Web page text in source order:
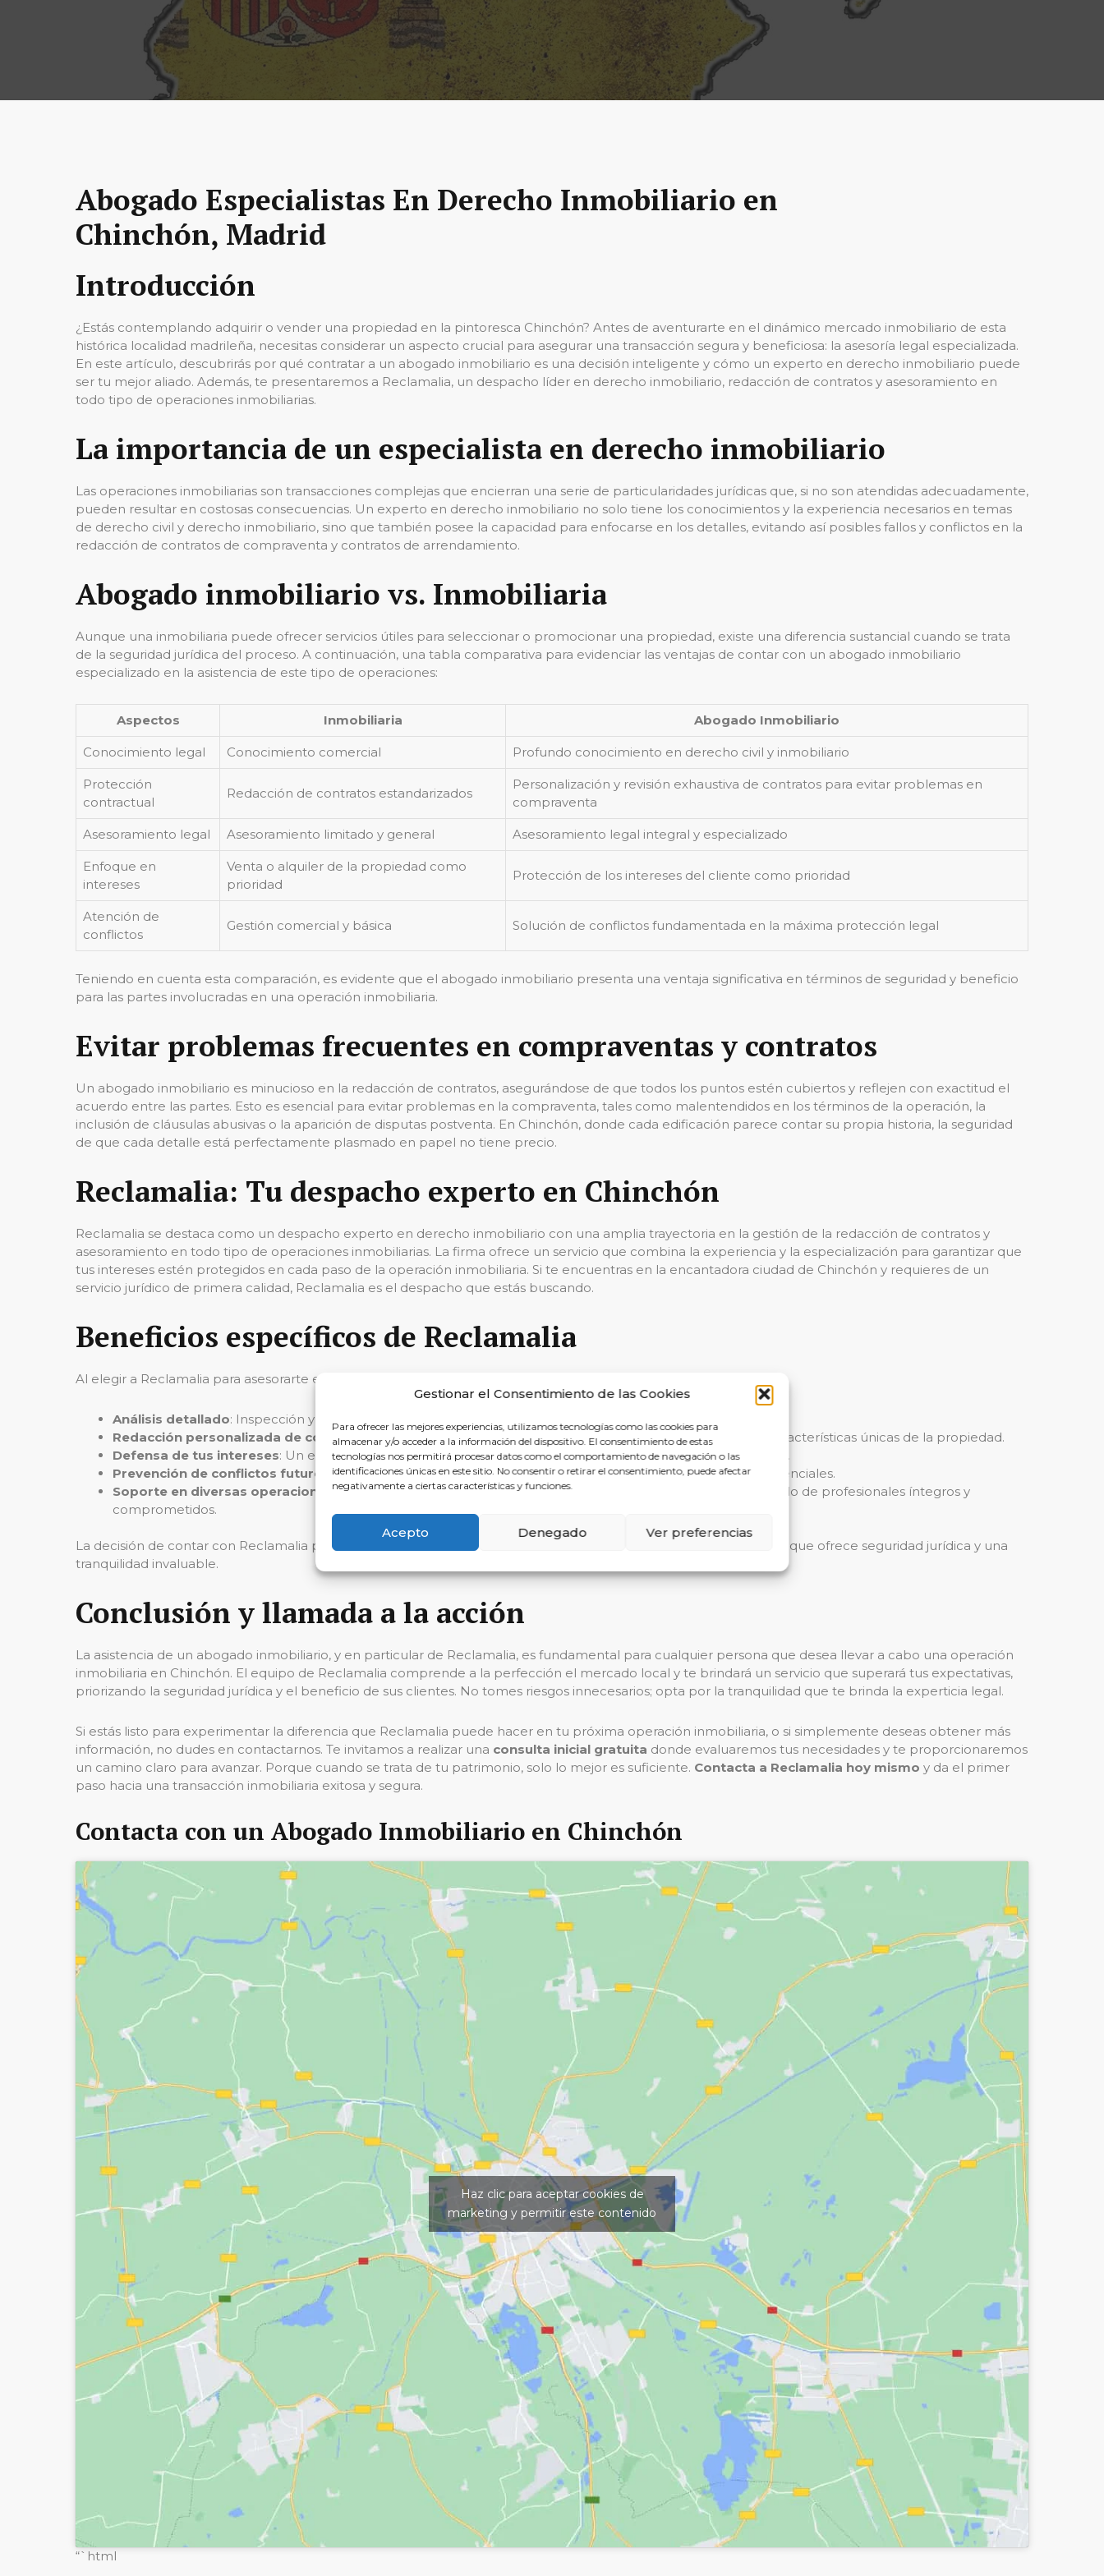
Gestionar el Consentimiento de las Cookies
Para ofrecer las mejores experiencias, utilizamos tecnologías como las cookies para
almacenar y/o acceder a la información del dispositivo. El consentimiento de estas
tecnologías nos permitirá procesar datos como el comportamiento de navegación o las
identificaciones únicas en este sitio. No consentir o retirar el consentimiento, puede afectar
negativamente a ciertas características y funciones.
Acepto Denegado Ver preferencias
Abogado Especialistas En Derecho Inmobiliario en
Chinchón, Madrid
Introducción
¿Estás contemplando adquirir o vender una propiedad en la pintoresca Chinchón? Antes de aventurarte en el dinámico mercado inmobiliario de esta
histórica localidad madrileña, necesitas considerar un aspecto crucial para asegurar una transacción segura y beneficiosa: la asesoría legal especializada.
En este artículo, descubrirás por qué contratar a un abogado inmobiliario es una decisión inteligente y cómo un experto en derecho inmobiliario puede
ser tu mejor aliado. Además, te presentaremos a Reclamalia, un despacho líder en derecho inmobiliario, redacción de contratos y asesoramiento en
todo tipo de operaciones inmobiliarias.
La importancia de un especialista en derecho inmobiliario
Las operaciones inmobiliarias son transacciones complejas que encierran una serie de particularidades jurídicas que, si no son atendidas adecuadamente,
pueden resultar en costosas consecuencias. Un experto en derecho inmobiliario no solo tiene los conocimientos y la experiencia necesarios en temas
de derecho civil y derecho inmobiliario, sino que también posee la capacidad para enfocarse en los detalles, evitando así posibles fallos y conflictos en la
redacción de contratos de compraventa y contratos de arrendamiento.
Abogado inmobiliario vs. Inmobiliaria
Aunque una inmobiliaria puede ofrecer servicios útiles para seleccionar o promocionar una propiedad, existe una diferencia sustancial cuando se trata
de la seguridad jurídica del proceso. A continuación, una tabla comparativa para evidenciar las ventajas de contar con un abogado inmobiliario
especializado en la asistencia de este tipo de operaciones:
Aspectos Inmobiliaria Abogado Inmobiliario
Conocimiento legal Conocimiento comercial Profundo conocimiento en derecho civil y inmobiliario
Protección
contractual
Redacción de contratos estandarizados
Personalización y revisión exhaustiva de contratos para evitar problemas en
compraventa
Asesoramiento legal Asesoramiento limitado y general Asesoramiento legal integral y especializado
Enfoque en
intereses
Venta o alquiler de la propiedad como
prioridad
Protección de los intereses del cliente como prioridad
Atención de
conflictos
Gestión comercial y básica Solución de conflictos fundamentada en la máxima protección legal
Teniendo en cuenta esta comparación, es evidente que el abogado inmobiliario presenta una ventaja significativa en términos de seguridad y beneficio
para las partes involucradas en una operación inmobiliaria.
Evitar problemas frecuentes en compraventas y contratos
Un abogado inmobiliario es minucioso en la redacción de contratos, asegurándose de que todos los puntos estén cubiertos y reflejen con exactitud el
acuerdo entre las partes. Esto es esencial para evitar problemas en la compraventa, tales como malentendidos en los términos de la operación, la
inclusión de cláusulas abusivas o la aparición de disputas postventa. En Chinchón, donde cada edificación parece contar su propia historia, la seguridad
de que cada detalle está perfectamente plasmado en papel no tiene precio.
Reclamalia: Tu despacho experto en Chinchón
Reclamalia se destaca como un despacho experto en derecho inmobiliario con una amplia trayectoria en la gestión de la redacción de contratos y
asesoramiento en todo tipo de operaciones inmobiliarias. La firma ofrece un servicio que combina la experiencia y la especialización para garantizar que
tus intereses estén protegidos en cada paso de la operación inmobiliaria. Si te encuentras en la encantadora ciudad de Chinchón y requieres de un
servicio jurídico de primera calidad, Reclamalia es el despacho que estás buscando.
Beneficios específicos de Reclamalia
Al elegir a Reclamalia para asesorarte en tu próxima operación inmobiliaria en Chinchón, obtendrás:
Análisis detallado: Inspección y revisión minuciosa de cada documento y situación legal de la propiedad.
Redacción personalizada de contratos: Contratos que responden a tus necesidades específicas y a las características únicas de la propiedad.
Defensa de tus intereses: Un equipo dedicado a asegurar que tus derechos estén siempre salvaguardados.
Prevención de conflictos futuros
: Estrategias legales proactivas que anticipan y previenen problemas potenciales.
Soporte en diversas operaciones: Sea una compra, una venta o un arrendamiento, contarás con el respaldo de profesionales íntegros y
comprometidos.
La decisión de contar con Reclamalia puede ser el factor determinante en el éxito de tu operación inmobiliaria, ya que ofrece seguridad jurídica y una
tranquilidad invaluable.
Conclusión y llamada a la acción
La asistencia de un abogado inmobiliario, y en particular de Reclamalia, es fundamental para cualquier persona que desea llevar a cabo una operación
inmobiliaria en Chinchón. El equipo de Reclamalia comprende a la perfección el mercado local y te brindará un servicio que superará tus expectativas,
priorizando la seguridad jurídica y el beneficio de sus clientes. No tomes riesgos innecesarios; opta por la tranquilidad que te brinda la experticia legal.
Si estás listo para experimentar la diferencia que Reclamalia puede hacer en tu próxima operación inmobiliaria, o si simplemente deseas obtener más
información, no dudes en contactarnos. Te invitamos a realizar una consulta inicial gratuita donde evaluaremos tus necesidades y te proporcionaremos
un camino claro para avanzar. Porque cuando se trata de tu patrimonio, solo lo mejor es suficiente. Contacta a Reclamalia hoy mismo y da el primer
paso hacia una transacción inmobiliaria exitosa y segura.
Contacta con un Abogado Inmobiliario en Chinchón
Haz clic para aceptar cookies de
marketing y permitir este contenido
“`html